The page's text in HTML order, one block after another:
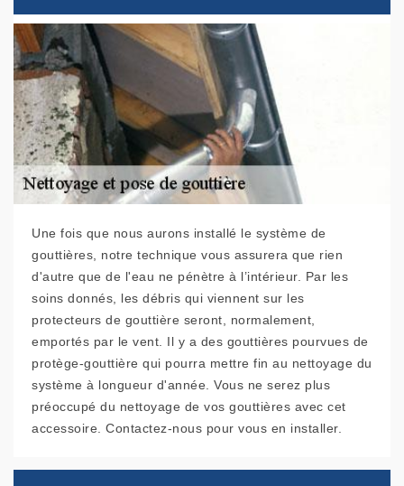
Une fois que nous aurons installé le système de
gouttières, notre technique vous assurera que rien
d'autre que de l'eau ne pénètre à l’intérieur. Par les
soins donnés, les débris qui viennent sur les
protecteurs de gouttière seront, normalement,
emportés par le vent. Il y a des gouttières pourvues de
protège-gouttière qui pourra mettre fin au nettoyage du
système à longueur d'année. Vous ne serez plus
préoccupé du nettoyage de vos gouttières avec cet
accessoire. Contactez-nous pour vous en installer.